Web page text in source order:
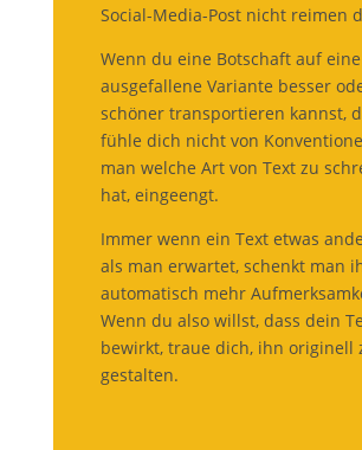
Social-Media-Post nicht reimen
Wenn du eine Botschaft auf eine
ausgefallene Variante besser
schöner transportieren kannst,
fühle dich nicht von
man welche Art von Text zu
hat, eingeengt.
Immer wenn ein Text etwas
als man erwartet, schenkt man
automatisch mehr
Wenn du also willst, dass dein
bewirkt, traue dich, ihn originell
gestalten.